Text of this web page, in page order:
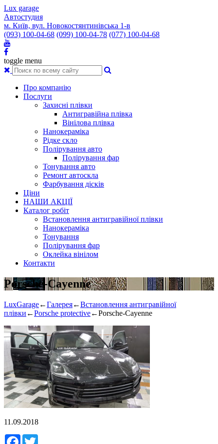
Lux garage
Автостудия
м. Київ, вул. Новокостянтинівська 1-в
(093) 100-04-68 (099) 100-04-78 (077) 100-04-68
toggle menu
Про компанію
Послуги
Захисні плівки
Антигравійна плівка
Вінілова плівка
Нанокераміка
Рідке скло
Полірування авто
Полірування фар
Тонування авто
Ремонт автоскла
Фарбування дісків
Ціни
НАШИ АКЦІЇ
Каталог робіт
Встановлення антигравійної плівки
Нанокераміка
Тонування
Полірування фар
Оклейка вінілом
Контакти
Porsche-Cayenne
LuxGarage←Галерея←Встановлення антигравійної
плівки ←Porsche protective←Porsche-Cayenne
11.09.2018
Facebook